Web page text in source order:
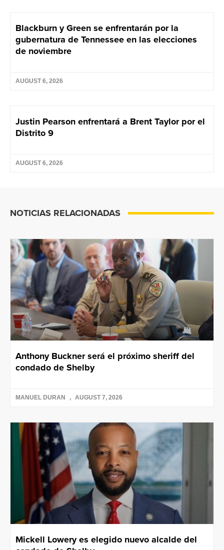
Blackburn y Green se enfrentarán por la
gubernatura de Tennessee en las elecciones
de noviembre
AUGUST 6, 2026
Justin Pearson enfrentará a Brent Taylor por el
Distrito 9
AUGUST 6, 2026
NOTICIAS RELACIONADAS
Anthony Buckner será el próximo sheriff del
condado de Shelby
MANUEL DURAN AUGUST 7, 2026
Mickell Lowery es elegido nuevo alcalde del